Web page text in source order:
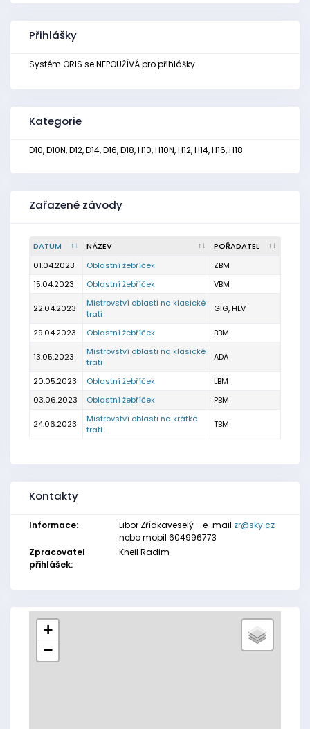
Přihlášky
Systém ORIS se NEPOUŽÍVÁ pro přihlášky
Kategorie
D10, D10N, D12, D14, D16, D18, H10, H10N, H12, H14, H16, H18
Zařazené závody
DATUM NÁZEV
POŘADATEL
01.04.2023
Oblastní žebříček
ZBM
15.04.2023
Oblastní žebříček VBM
22.04.2023
Mistrovství oblasti na klasické
trati
GIG, HLV
29.04.2023 Oblastní žebříček BBM
13.05.2023
Mistrovství oblasti na klasické
trati
ADA
20.05.2023 Oblastní žebříček
LBM
03.06.2023
Oblastní žebříček PBM
24.06.2023
Mistrovství oblasti na krátké
trati
TBM
Kontakty
Informace: Libor Zřídkaveselý - e-mail zr@sky.cz
nebo mobil 604996773
Zpracovatel
přihlášek:
Kheil Radim
+
−